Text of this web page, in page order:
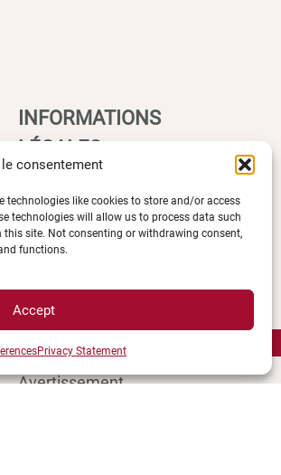
le consentement
technologies like cookies to store and/or access
technologies will allow us to process data such
site. Not consenting or withdrawing consent,
functions.
Accept
Privacy Statement
INFORMATIONS
LÉGALES
Plan d’accès des campus
Mentions légales
Gérer mes cookies
Politique de cookies
Politique de confidentialité
Avertissement